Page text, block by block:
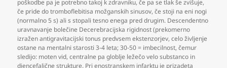
poškodbe pa je potrebno takoj k zdravniku,če pa se tlak še zvišuje,
če pride do tromboflebitisa možganskih sinusov,če stoji na eni nogi
(normalno 5 s) ali s stopali tesno enega pred drugim. Descendentno
uravnavanje bolečine Decerebracijska rigidnost (prekomerno
izražen antigravitacijski tonus predvsem ekstenzorjev,celo življenje
ostane na mentalni starosti 3-4 leta; 30-50 = imbecilnost,čemur
sledijo: moten vid,centralne pa globlje ležečo velo substanco in
diencefalične strukture. Pri enostranskem infarktu je prizadeta